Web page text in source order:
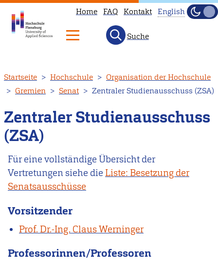
zum
Inhalt
Home FAQ Kontakt
not
available
in
English.
English
English
Hell
Suche
Startseite Hochschule
Organisation der Hochschule
Gremien
Senat Zentraler Studienausschuss (ZSA)
Zentraler Studienausschuss
(ZSA)
Für eine vollständige Übersicht der
Vertretungen siehe die Liste: Besetzung der
Senatsausschüsse
Vorsitzender
Prof. Dr.-Ing. Claus Werninger
Professorinnen/Professoren